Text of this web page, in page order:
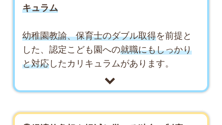
キュラム
幼稚園教諭、保育士のダブル取得を前提と
した、認定こども園への就職にもしっかり
と対応 したカリキュラムがあります。